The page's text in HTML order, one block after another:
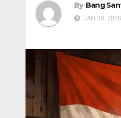
By Bang
JAN 30, 2026